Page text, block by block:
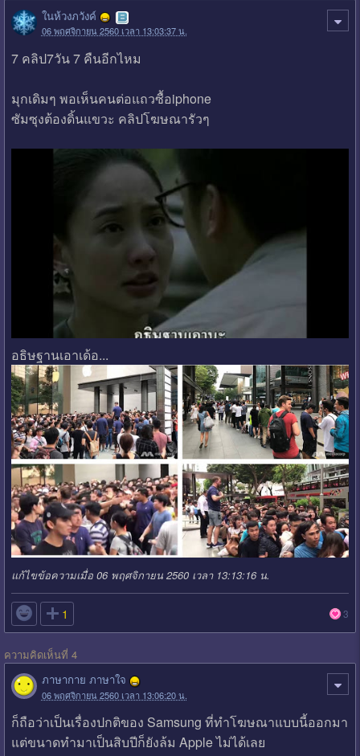
ในห้วงภวังค์
06 พฤศจิกายน 2560 เวลา 13:03:37 น.
7 คลิป7วัน 7 คืนอีกไหม
มุกเดิมๆ พอเห็นคนต่อแถวซื้อiphone
ซัมซุงต้องดิ้นแขวะ คลิปโฆษณารัวๆ
อธิษฐานเอาเด้อ...
แก้ไขข้อความเมื่อ 06 พฤศจิกายน 2560 เวลา 13:13:16 น.
 1 3
ความคิดเห็นที่ 4
ภาษากาย ภาษาใจ
06 พฤศจิกายน 2560 เวลา 13:06:20 น.
ก็ถือว่าเป็นเรื่องปกติของ Samsung ที่ทำโฆษณาแบบนี้ออกมา
แต่ขนาดทำมาเป็นสิบปีก็ยังล้ม Apple ไม่ได้เลย